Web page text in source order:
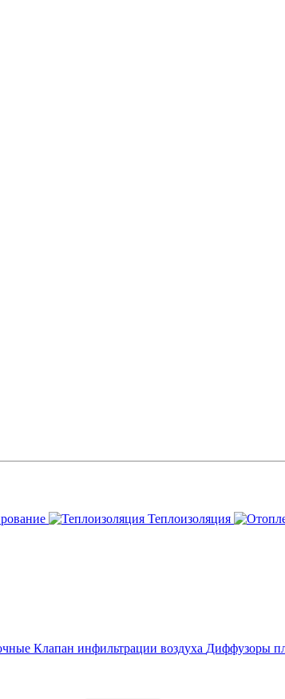
Теплоизоляция
Клапан инфильтрации воздуха Диффузоры